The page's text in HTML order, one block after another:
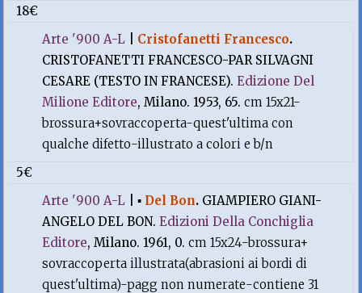
18€
Arte '900 A-L
Cristofanetti Francesco.
CRISTOFANETTI FRANCESCO-PAR SILVAGNI
CESARE (TESTO IN FRANCESE).Edizione Del
Milione Editore, Milano. 1953, 65.cm 15x21-
brossura+sovraccoperta-quest'ultima con
qualche difetto-illustrato a colori e b/n
5€
Arte '900 A-L |▪ Del Bon. GIAMPIERO GIANI-
ANGELO DEL BON.Edizioni Della Conchiglia
Editore, Milano. 1961, 0.cm 15x24-brossura+
sovraccoperta illustrata(abrasioni ai bordi di
quest'ultima)-pagg non numerate-contiene 31